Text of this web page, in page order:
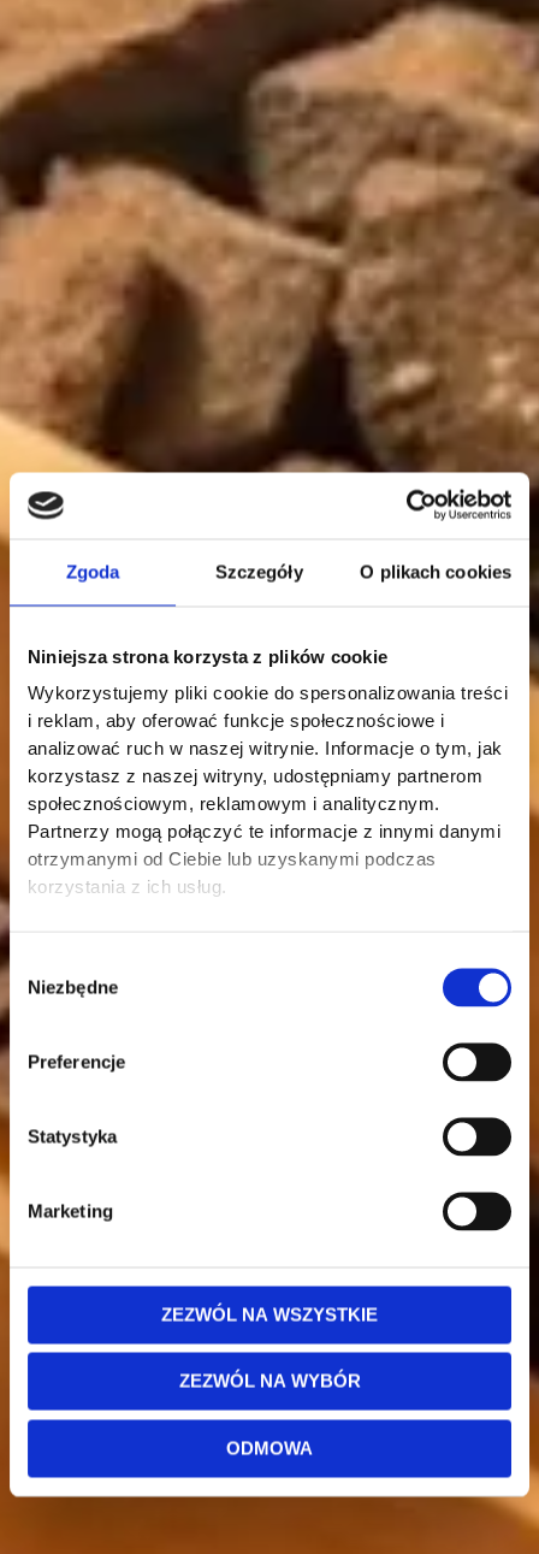
Zgoda Szczegóły O plikach cookies
Niniejsza strona korzysta z plików cookie
Wykorzystujemy pliki cookie do spersonalizowania treści
i reklam, aby oferować funkcje społecznościowe i
analizować ruch w naszej witrynie. Informacje o tym, jak
korzystasz z naszej witryny, udostępniamy partnerom
społecznościowym, reklamowym i analitycznym.
Partnerzy mogą połączyć te informacje z innymi danymi
otrzymanymi od Ciebie lub uzyskanymi podczas
korzystania z ich usług.
Wybór
zgody
Niezbędne
Preferencje
Statystyka
Marketing
ZEZWÓL NA WSZYSTKIE
ZEZWÓL NA WYBÓR
ODMOWA